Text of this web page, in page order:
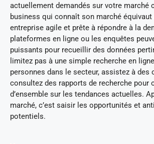
actuellement demandés sur votre marché
business qui connaît son marché équivaut
entreprise agile et prête à répondre à la
plateformes en ligne ou les enquêtes
puissants pour recueillir des données
limitez pas à une simple recherche en
personnes dans le secteur, assistez à des
consultez des rapports de recherche pour
d’ensemble sur les tendances actuelles.
marché, c’est saisir les opportunités et
potentiels.